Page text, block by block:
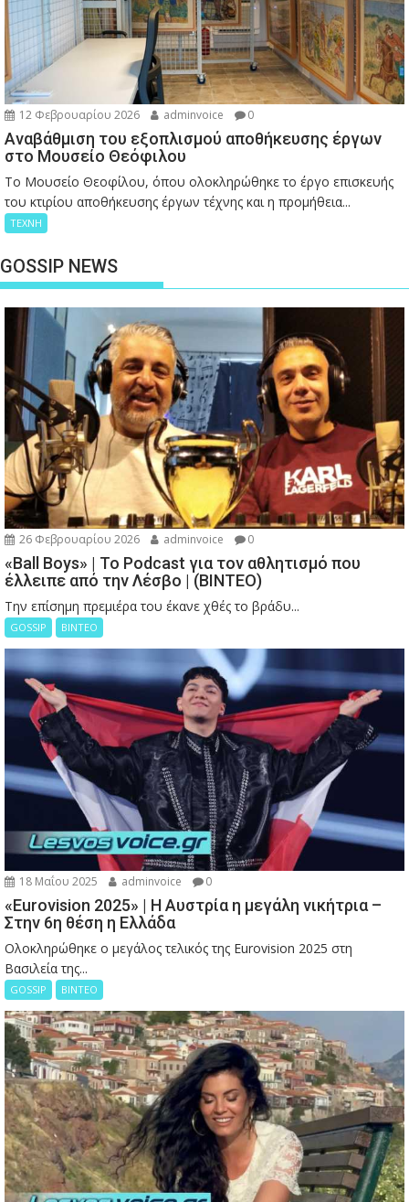
12 Φεβρουαρίου 2026 adminvoice 0
Αναβάθμιση του εξοπλισμού αποθήκευσης έργων
στο Μουσείο Θεόφιλου
Το Μουσείο Θεοφίλου, όπου ολοκληρώθηκε το έργο επισκευής
του κτιρίου αποθήκευσης έργων τέχνης και η προμήθεια...
ΤΕΧΝΗ
GOSSIP NEWS
26 Φεβρουαρίου 2026 adminvoice 0
«Ball Boys» | Το Podcast για τον αθλητισμό που
έλλειπε από την Λέσβο | (ΒΙΝΤΕΟ)
Την επίσημη πρεμιέρα του έκανε χθές το βράδυ...
GOSSIP ΒΙΝΤΕΟ
18 Μαΐου 2025 adminvoice 0
«Eurovision 2025» | Η Αυστρία η μεγάλη νικήτρια –
Στην 6η θέση η Ελλάδα
Ολοκληρώθηκε ο μεγάλος τελικός της Eurovision 2025 στη
Βασιλεία της...
GOSSIP ΒΙΝΤΕΟ